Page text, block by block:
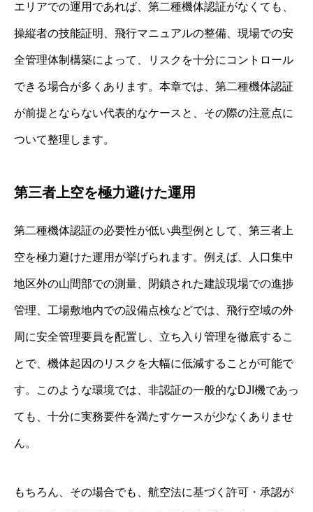
エリアでの運用であれば、第二種機体認証がなくても、
操縦者の技能証明、飛行マニュアルの整備、現場での安
全管理体制構築によって、リスクを十分にコントロール
できる場合が多くあります。本章では、第二種機体認証
が前提とならない代表的なケースと、その際の注意点に
ついて整理します。
第三者上空を極力避けた運用
第二種機体認証の必要性が低い典型例として、第三者上
空を極力避けた運用が挙げられます。例えば、人口集中
地区外の山間部での測量、閉鎖された建設現場での進捗
管理、工場敷地内での設備点検などでは、飛行空域の外
周に安全管理要員を配置し、立ち入り管理を徹底するこ
とで、機体起因のリスクを大幅に低減することが可能で
す。このような環境では、非認証の一般的なDJI機であっ
ても、十分に実務要件を満たすケースが少なくありませ
ん。
もちろん、その場合でも、航空法に基づく許可・承認が